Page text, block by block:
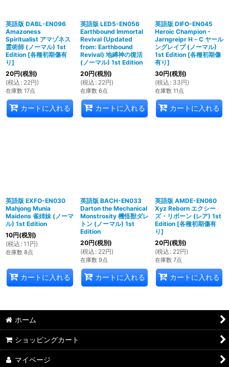
英語版 DABL-EN096
Amazoness
Spiritualist アマゾネス
霊術師 (ノーマル) 1st
Edition [各種初期傷有
り]
20円(税別)
(税込 : 22円)
在庫数 17点
カートに入れる
英語版 LED5-EN056
Earthbound Immortal
Revival (Updated
from: Earthbound
Revival) 地縛神の復活
(ノーマル) 1st Edition
20円(税別)
(税込 : 22円)
在庫数 6点
カートに入れる
英語版 DIFO-EN045
Heroic Champion -
Jarngreipr H－C ヤール
ングレイプ (ノーマル)
1st Edition [各種初期傷
有り]
30円(税別)
(税込 : 33円)
在庫数 11点
カートに入れる
英語版 EXFO-EN030
Mahjong Munia
Maidens 雀姉妹 (ノーマ
ル) 1st Edition
10円(税別)
(税込 : 11 円)
在庫数 8点
カートに入れる
英語版 BACH-EN033
Darton the Mechanical
Monstrosity 機怪獣ダレ
トン (ノーマル) 1st
Edition
20円(税別)
(税込 : 22円)
在庫数 9点
カートに入れる
英語版 AMDE-EN060
Xyz Reborn エクシー
ズ・リボーン (レア) 1st
Edition [各種初期傷有
り]
20円(税別)
(税込 : 22円)
在庫数 7点
カートに入れる
ホーム
ショッピングカート
マイページ